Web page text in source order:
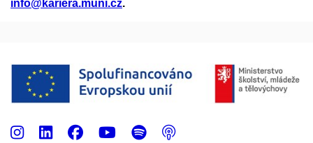
info@kariera.muni.cz.
Instagram
LinkedIn
Facebook
Youtube
Spotify
Podcast